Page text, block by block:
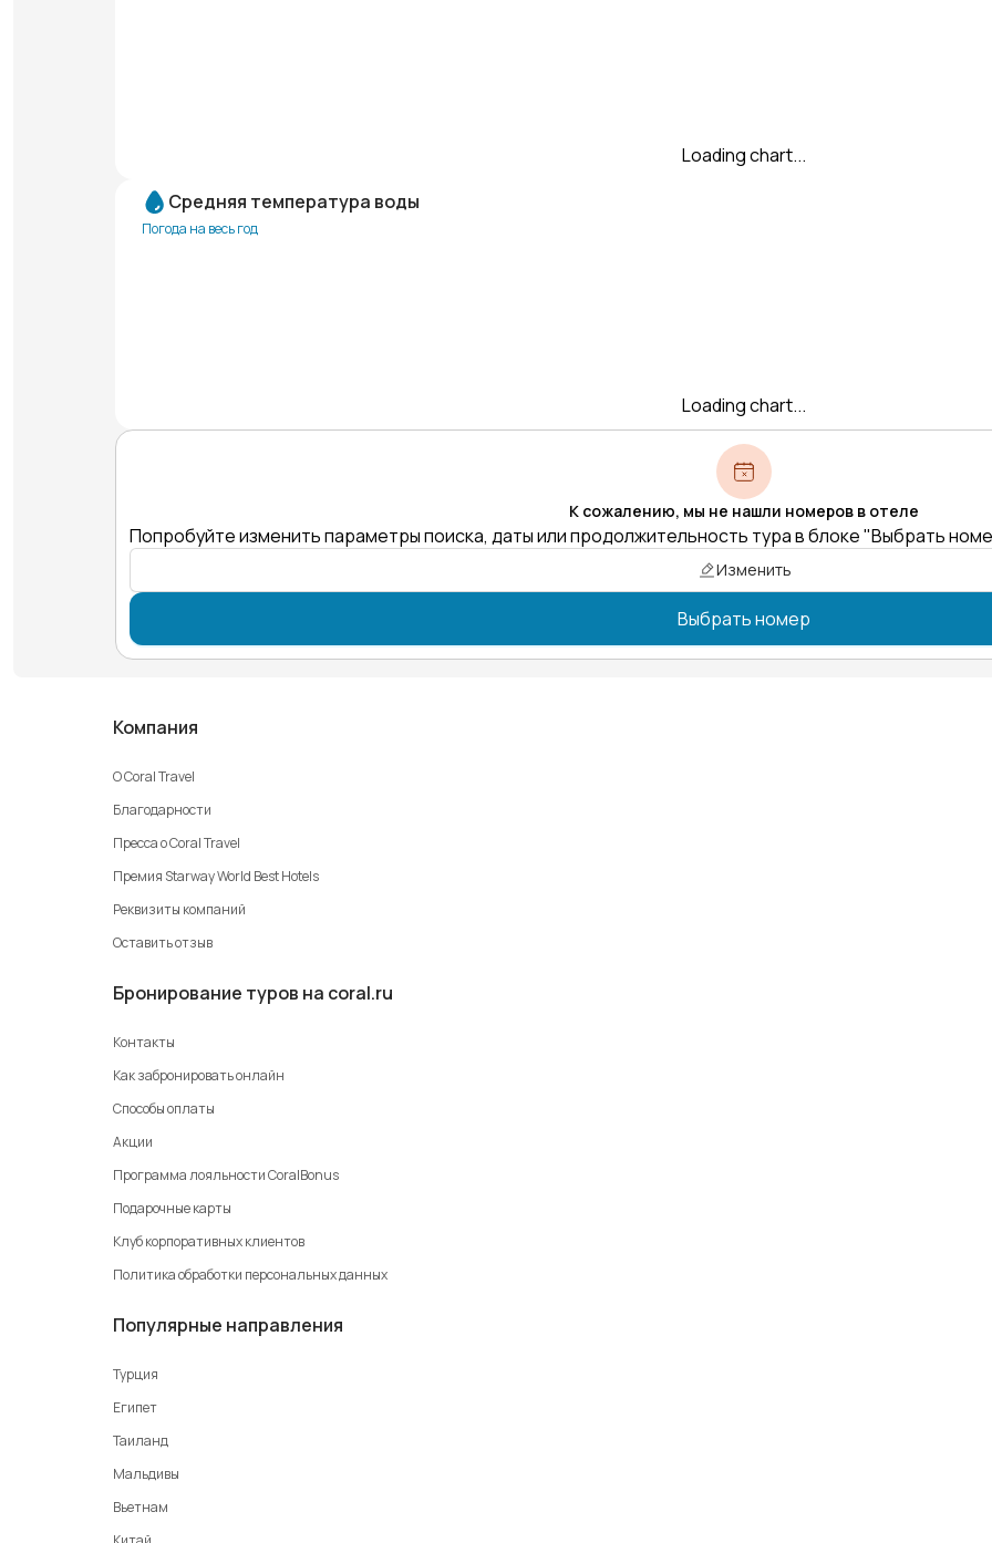
Loading chart...
Средняя температура воды
Погода на весь год
Loading chart...
К сожалению, мы не нашли номеров в отеле
Попробуйте изменить параметры поиска, даты или продолжительность тура в блоке "Выбрать
Изменить
Выбрать номер
Компания
О Coral Travel
Благодарности
Пресса о Coral Travel
Премия Starway World Best Hotels
Реквизиты компаний
Оставить отзыв
Бронирование туров на coral.ru
Контакты
Как забронировать онлайн
Способы оплаты
Акции
Программа лояльности CoralBonus
Подарочные карты
Клуб корпоративных клиентов
Политика обработки персональных данных
Популярные направления
Турция
Египет
Таиланд
Мальдивы
Вьетнам